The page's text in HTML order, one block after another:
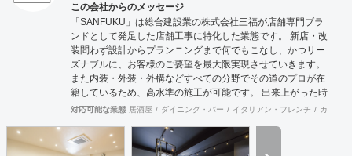
この会社からのメッセージ
「SANFUKU」は総合建設業の株式会社三福が店舗専門ブラ
ンドとして発足した店舗工事に特化した業態です。 新店・改
装問わず設計からプランニングまで何でもこなし、かつリー
ズナブルに、お客様のご要望を最大限実現させていきます。
また内装・外装・外構などすべての分野でその道のプロが在
籍しているため、高水準の施工が可能です。 出来上がった時
に綺麗なのは当たり前！腕の良さは年数が経てば経つほど実
コミニケーション力に優れています。 お客様が安心してオー
プンできるようきめ細やかな対応を心がけています。
対応可能な業態 居酒屋 ダイニング・バー イタリアン・フレンチ カフェ